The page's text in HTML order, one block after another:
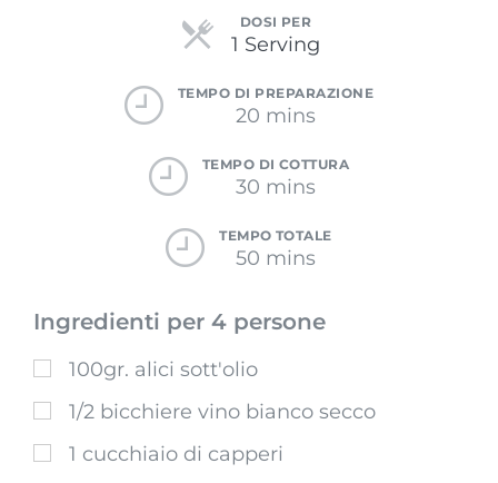
DOSI PER
1 Serving
TEMPO DI PREPARAZIONE
20 mins
TEMPO DI COTTURA
30 mins
TEMPO TOTALE
50 mins
Ingredienti per 4 persone
100gr. alici sott'olio
1/2 bicchiere vino bianco secco
1 cucchiaio di capperi